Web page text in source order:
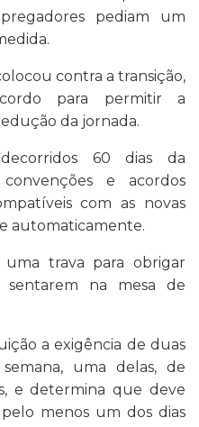
pediam um
contra a transição,
para permitir a
da jornada.
60 dias da
e acordos
com as novas
automaticamente.
uma trava para obrigar
sentarem na mesa de
a exigência de duas
uma delas, de
e determina que deve
menos um dos dias